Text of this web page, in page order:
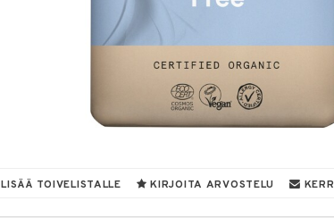
LISÄÄ TOIVELISTALLE KIRJOITA ARVOSTELU